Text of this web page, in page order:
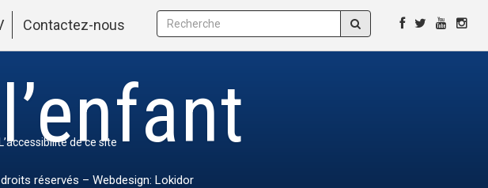
Contactez-nous
L’accessibilité de ce site
réservés – Webdesign: Lokidor